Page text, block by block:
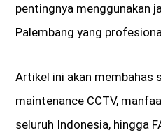
pentingnya menggunakan
Palembang yang
Artikel ini akan membahas
maintenance CCTV,
seluruh Indonesia, hingga